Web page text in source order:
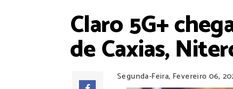
Claro 5G+
de Caxias,
Segunda-Feira, Fevereiro 06,